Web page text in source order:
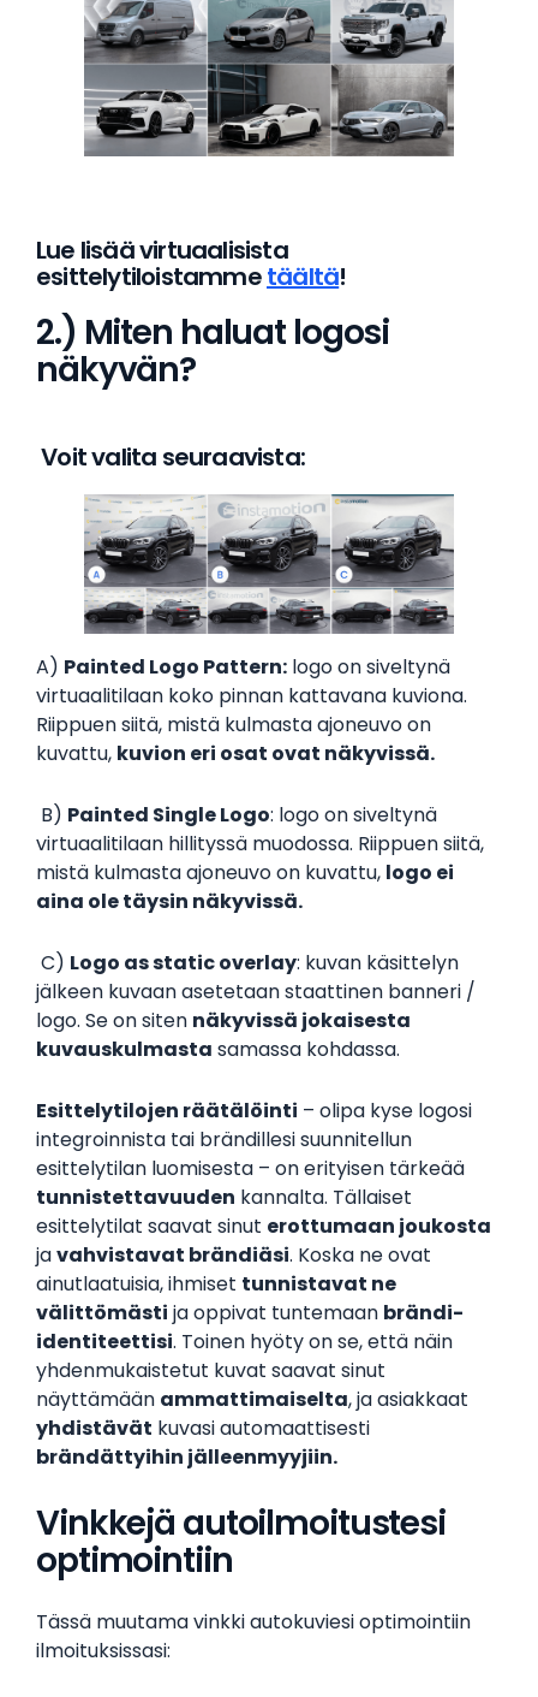
Lue lisää virtuaalisista
esittelytiloistammetäältä!
2.) Miten haluat logosi
näkyvän?
‍ Voit valita seuraavista:
A) Painted Logo Pattern: logo on siveltynä
virtuaalitilaan koko pinnan kattavana kuviona.
Riippuen siitä, mistä kulmasta ajoneuvo on
kuvattu, kuvion eri osat ovat näkyvissä.
‍ B) Painted Single Logo: logo on siveltynä
virtuaalitilaan hillityssä muodossa. Riippuen siitä,
mistä kulmasta ajoneuvo on kuvattu, logo ei
aina ole täysin näkyvissä.
‍ C) Logo as static overlay: kuvan käsittelyn
jälkeen kuvaan asetetaan staattinen banneri /
logo. Se on siten näkyvissä jokaisesta
kuvauskulmasta samassa kohdassa.
Esittelytilojen räätälöinti – olipa kyse logosi
integroinnista tai brändillesi suunnitellun
esittelytilan luomisesta – on erityisen tärkeää
tunnistettavuuden kannalta. Tällaiset
esittelytilat saavat sinut erottumaan joukosta
javahvistavat brändiäsi. Koska ne ovat
ainutlaatuisia, ihmiset tunnistavat ne
välittömästi ja oppivat tuntemaan brändi-
identiteettisi. Toinen hyöty on se, että näin
yhdenmukaistetut kuvat saavat sinut
näyttämään ammattimaiselta, ja asiakkaat
yhdistävät kuvasi automaattisesti
brändättyihin jälleenmyyjiin.
Vinkkejä autoilmoitustesi
optimointiin
Tässä muutama vinkki autokuviesi optimointiin
ilmoituksissasi: